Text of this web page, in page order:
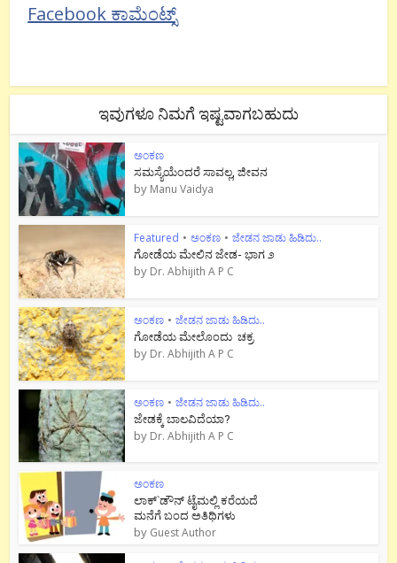
Facebook ಕಾಮೆಂಟ್ಸ್
ಇವುಗಳೂ ನಿಮಗೆ ಇಷ್ಟವಾಗಬಹುದು
ಅಂಕಣ
ಸಮಸ್ಯೆಯೆಂದರೆ ಸಾವಲ್ಲ, ಜೀವನ
by Manu Vaidya
Featured • ಅಂಕಣ • ಜೇಡನ ಜಾಡು ಹಿಡಿದು..
ಗೋಡೆಯ ಮೇಲಿನ ಜೇಡ- ಭಾಗ ೨
by Dr. Abhijith A P C
ಅಂಕಣ • ಜೇಡನ ಜಾಡು ಹಿಡಿದು..
ಗೋಡೆಯ ಮೇಲೊಂದು ಚಕ್ರ
by Dr. Abhijith A P C
ಅಂಕಣ • ಜೇಡನ ಜಾಡು ಹಿಡಿದು..
ಜೇಡಕ್ಕೆ ಬಾಲವಿದೆಯಾ?
by Dr. Abhijith A P C
ಅಂಕಣ
ಲಾಕ್`ಡೌನ್ ಟೈಮಲ್ಲಿ ಕರೆಯದೆ
ಮನೆಗೆ ಬಂದ ಅತಿಥಿಗಳು
by Guest Author